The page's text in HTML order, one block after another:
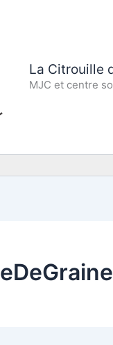
La Citrouille
MJC et centre